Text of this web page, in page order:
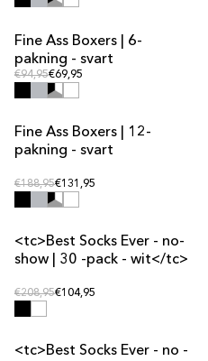
MULTIPAKKE-TILBUD
Fine Ass Boxers | 6-
pakning - svart
Vanlig pris
€94,95Vanlig pris
€69,95
MULTIPAKKE-TILBUD
Fine Ass Boxers | 12-
pakning - svart
Vanlig pris
€188,95Vanlig pris
€131,95
MULTIPAKKE-TILBUD
<tc>Best Socks Ever - no-
show | 30 -pack - wit</tc>
Vanlig pris
€208,95Vanlig pris
€104,95
MULTIPAKKE-TILBUD
<tc>Best Socks Ever - no -